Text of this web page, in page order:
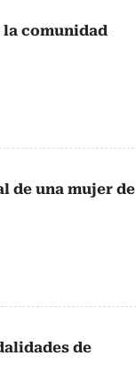
la comunidad
de una mujer de
de